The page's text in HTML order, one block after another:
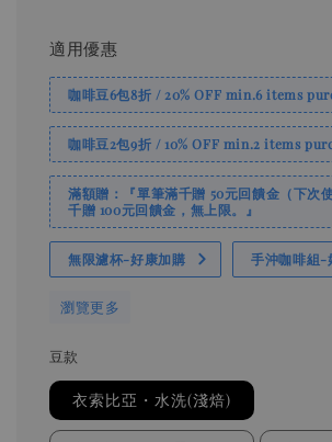
適用優惠
咖啡豆6包8折 / 20% OFF min.6 items
咖啡豆2包9折 / 10% OFF min.2 items
滿額贈：『單筆滿千贈 50元回饋金（下次
千贈 100元回饋金，無上限。』
無限濾杯-好康加購 手沖咖啡組-
瀏覽更多
豆款
衣索比亞・水洗(淺焙)